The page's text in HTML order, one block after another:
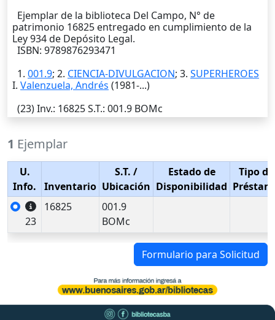
Ejemplar de la biblioteca Del Campo, N° de
patrimonio 16825 entregado en cumplimiento de la
Ley 934 de Depósito Legal.
ISBN: 9789876293471
1. 001.9; 2. CIENCIA-DIVULGACION; 3. SUPERHEROES
I. Valenzuela, Andrés (1981-...)
(23)Inv.: 16825S.T.: 001.9 BOMc
1 Ejemplar
U.
Info.
Inventario
S.T. /
Ubicación
Estado de
Disponibilidad
Tipo de
23
16825
001.9
BOMc
Formulario para Solicitud